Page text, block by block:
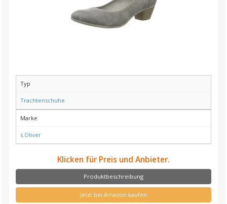
Typ
Trachtenschuhe
Marke
s.Oliver
Klicken für Preis und Anbieter.
Produktbeschreibung
Jetzt bei Amazon kaufen